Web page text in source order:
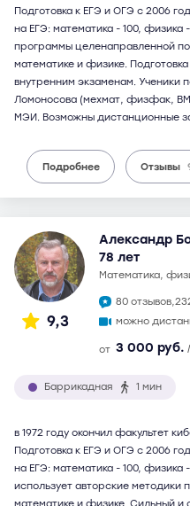
Подготовка к ЕГЭ и ОГЭ с 2006
на ЕГЭ: математика - 100, физика
программы целенаправленной
математике и физике.
внутренним экзаменам. Ученики
Ломоносова (мехмат, физфак,
МЭИ. Возможны дистанционные
Подробнее Отзывы
9,3
Александр
78 лет
математика,
80 отзывов,
можно
от 3 000 руб.
Баррикадная 1 мин
в 1972 году окончил факультет
Подготовка к ЕГЭ и ОГЭ с 2006
на ЕГЭ: математика - 100, физика
использует авторские методики